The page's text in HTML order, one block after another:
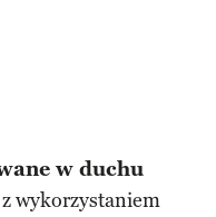
w duchu
z wykorzystaniem